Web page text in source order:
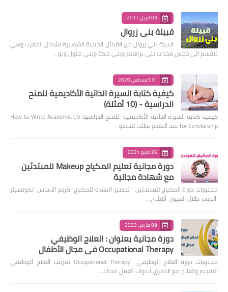
03 أبريل 2017
قبيلة بني زروال
قبيلة بني زروال من القبائل الجبلية الشهيرة بشمال المغرب وهي
تنقسم الى خمس فخدات بني براهيم وبني مكة وبني ملول وبو…
31 أغسطس 2020
كيفية كتابة السيرة الذاتية الأكاديمية للمنح
الدراسية - (10 أمثلة)
كيفية كتابة السيرة الذاتية الأكاديمية للمنح الدراسية How to Write Academic CV
for Scholarship عند التقدم بطلب للحصو…
26 مايو 2021
دورة مجانية تعليم المكياج Makeup للمبتدئين
مع شهادة مجانية
محتويات دورة المكياج للمبتدئين تحضير البشره للمكياج كريم الاساس لكونسيلر
الباودر ظلال العيون ألايلاي…
09 مارس 2023
دورة مجانية بعنوان : العلاج الوظيفي
Occupational Therapy في مجال الأطفال
محتويات دورة العلاج الوظيفي Occupational Therapy تعريف العلاج الوظيفي
التقييم والعلاج مع التطرق لادوات العمل مجالات …